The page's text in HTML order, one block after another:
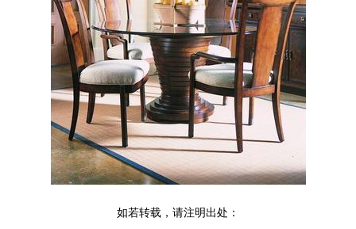
如若转载，请注明出处：